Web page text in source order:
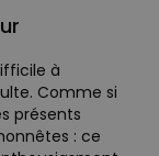
à
Comme si
présents
: ce